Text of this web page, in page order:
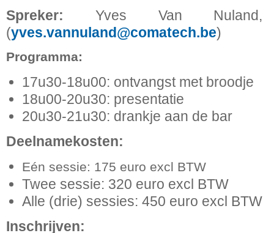
Spreker: Yves Van Nuland,
(yves.vannuland@comatech.be)
Programma:
17u30-18u00: ontvangst met broodje
18u00-20u30: presentatie
20u30-21u30: drankje aan de bar
Deelnamekosten:
Eén sessie: 175 euro excl BTW
Twee sessie: 320 euro excl BTW
Alle (drie) sessies: 450 euro excl BTW
Inschrijven: